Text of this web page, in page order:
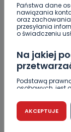
Państwa dane
nawiązania
oraz
przesyłania
o świadczeniu
Na jakiej
Podstawą
osobowych, jest
r. w sprawie
przetwarzaniem
swobodnego
dyrektywy 95/46/
AKCEPTUJE
REGION
Dostała
15.02.2019 11:03